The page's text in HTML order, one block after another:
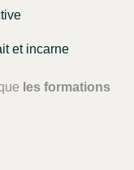
et incarne
les formations